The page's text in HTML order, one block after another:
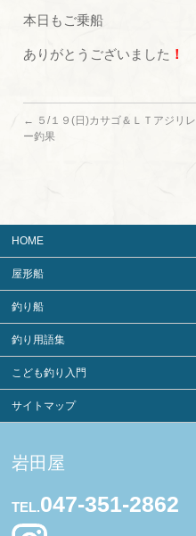
本日もご乗船
ありがとうございました ！
← ５/１９(日)カサゴ＆ＬＴアジリレ
ー釣果
HOME
屋形船
釣り船
釣り用語集
こども釣り入門
サイトマップ
岩田屋
TEL.047-351-2862